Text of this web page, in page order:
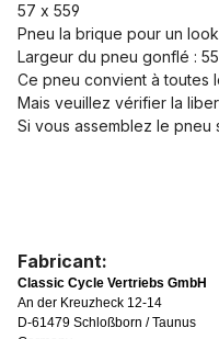
57 x 559
Pneu la brique pour un
Largeur du pneu gonflé : 55
Ce pneu convient à toutes
Mais veuillez vérifier la
Si vous assemblez le pneu
Fabricant:
Classic Cycle Vertriebs GmbH
An der Kreuzheck 12-14
D-61479 Schloßborn / Taunus